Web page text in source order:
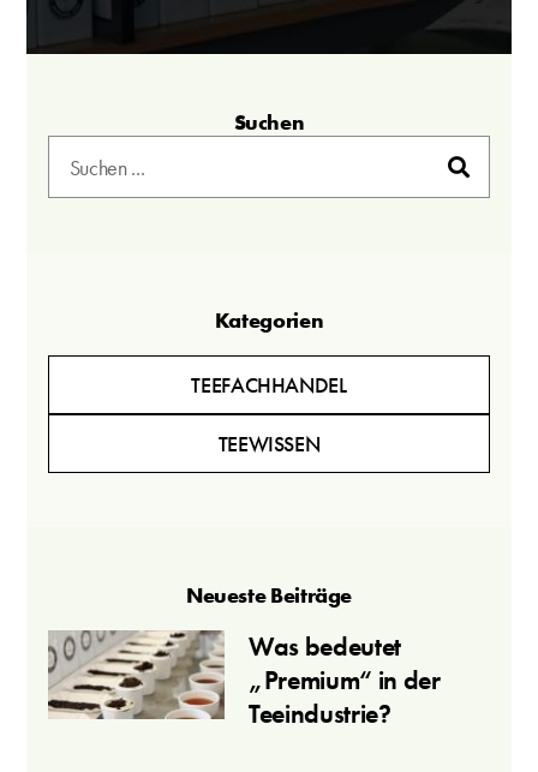
Suchen
Kategorien
TEEFACHHANDEL
TEEWISSEN
Neueste Beiträge
Was bedeutet
„Premium“ in der
Teeindustrie?